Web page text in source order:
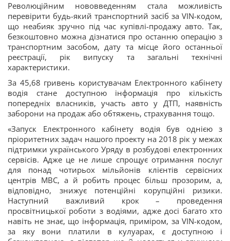
Революційним нововведенням стала можливість
перевірити будь-який транспортний засіб за VIN-кодом,
що неабияк зручно під час купівлі-продажу авто. Так,
безкоштовно можна дізнатися про останню операцію з
транспортним засобом, дату та місце його останньої
реєстрації, рік випуску та загальні технічні
характеристики.
За 45,68 гривень користувачам Електронного кабінету
водія стане доступною інформація про кількість
попередніх власників, участь авто у ДТП, наявність
заборони на продаж або обтяжень, страхування тощо.
«Запуск Електронного кабінету водія був однією з
пріоритетних задач нашого проекту на 2018 рік у межах
підтримки українського Уряду в розбудові електронних
сервісів. Адже це не лише спрощує отримання послуг
для понад чотирьох мільйонів клієнтів сервісних
центрів МВС, а й робить процес більш прозорим, а,
відповідно, знижує потенційні корупційні ризики.
Наступний важливий крок – проведення
просвітницької роботи з водіями, адже досі багато хто
навіть не знає, що інформація, приміром, за VIN-кодом,
за яку вони платили в кулуарах, є доступною і